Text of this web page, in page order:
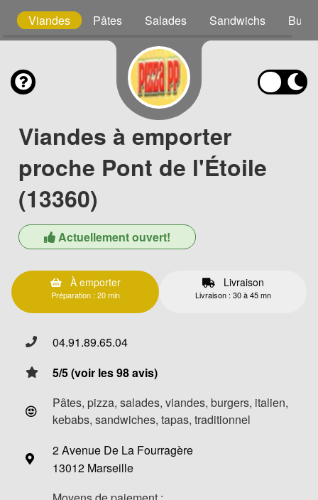
Viandes Pâtes Salades Sandwichs
Viandes à emporter
proche Pont de l'Étoile
(13360)
Actuellement ouvert!
À emporter
Préparation : 20 min
Livraison
Livraison : 30 à 45 mn
04.91.89.65.04
5/5 (voir les 98 avis)
Pâtes, pizza, salades, viandes, burgers, italien,
kebabs, sandwiches, tapas, traditionnel
2 Avenue De La Fourragère
13012 Marseille